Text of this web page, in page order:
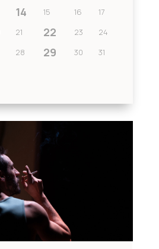
14 15 16
17
21 22 23
24
28 29 30 31